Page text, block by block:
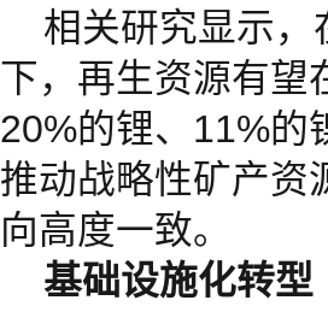
相关研究显示
下，再生资源有望
20%的锂、11%的
推动战略性矿产资
向高度一致。
基础设施化转型